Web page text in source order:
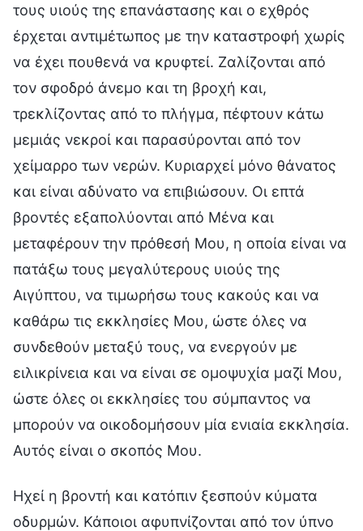
τους υιούς της επανάστασης και ο εχθρός
έρχεται αντιμέτωπος με την καταστροφή χωρίς
να έχει πουθενά να κρυφτεί. Ζαλίζονται από
τον σφοδρό άνεμο και τη βροχή και,
τρεκλίζοντας από το πλήγμα, πέφτουν κάτω
μεμιάς νεκροί και παρασύρονται από τον
χείμαρρο των νερών. Κυριαρχεί μόνο θάνατος
και είναι αδύνατο να επιβιώσουν. Οι επτά
βροντές εξαπολύονται από Μένα και
μεταφέρουν την πρόθεσή Μου, η οποία είναι να
πατάξω τους μεγαλύτερους υιούς της
Αιγύπτου, να τιμωρήσω τους κακούς και να
καθάρω τις εκκλησίες Μου, ώστε όλες να
συνδεθούν μεταξύ τους, να ενεργούν με
ειλικρίνεια και να είναι σε ομοψυχία μαζί Μου,
ώστε όλες οι εκκλησίες του σύμπαντος να
μπορούν να οικοδομήσουν μία ενιαία εκκλησία.
Αυτός είναι ο σκοπός Μου.
Ηχεί η βροντή και κατόπιν ξεσπούν κύματα
οδυρμών. Κάποιοι αφυπνίζονται από τον ύπνο